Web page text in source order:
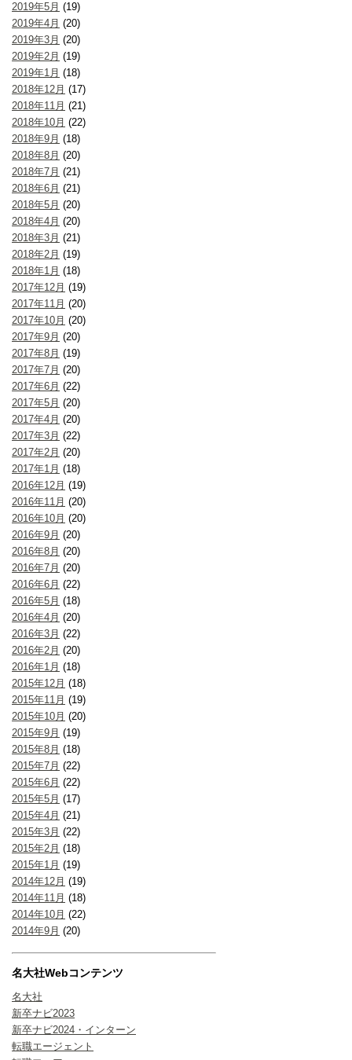
2019年5月 (19)
2019年4月 (20)
2019年3月 (20)
2019年2月 (19)
2019年1月 (18)
2018年12月 (17)
2018年11月 (21)
2018年10月 (22)
2018年9月 (18)
2018年8月 (20)
2018年7月 (21)
2018年6月 (21)
2018年5月 (20)
2018年4月 (20)
2018年3月 (21)
2018年2月 (19)
2018年1月 (18)
2017年12月 (19)
2017年11月 (20)
2017年10月 (20)
2017年9月 (20)
2017年8月 (19)
2017年7月 (20)
2017年6月 (22)
2017年5月 (20)
2017年4月 (20)
2017年3月 (22)
2017年2月 (20)
2017年1月 (18)
2016年12月 (19)
2016年11月 (20)
2016年10月 (20)
2016年9月 (20)
2016年8月 (20)
2016年7月 (20)
2016年6月 (22)
2016年5月 (18)
2016年4月 (20)
2016年3月 (22)
2016年2月 (20)
2016年1月 (18)
2015年12月 (18)
2015年11月 (19)
2015年10月 (20)
2015年9月 (19)
2015年8月 (18)
2015年7月 (22)
2015年6月 (22)
2015年5月 (17)
2015年4月 (21)
2015年3月 (22)
2015年2月 (18)
2015年1月 (19)
2014年12月 (19)
2014年11月 (18)
2014年10月 (22)
2014年9月 (20)
名大社Webコンテンツ
名大社
新卒ナビ2023
新卒ナビ2024・インターン
転職エージェント